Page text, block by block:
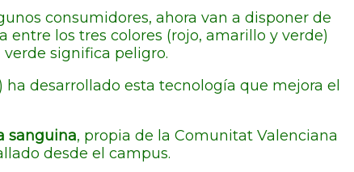
consumidores, ahora van a disponer de
entre los tres colores (rojo, amarillo y verde)
verde significa peligro.
ha desarrollado esta tecnología que mejora el
sanguina, propia de la Comunitat Valenciana
desde el campus.